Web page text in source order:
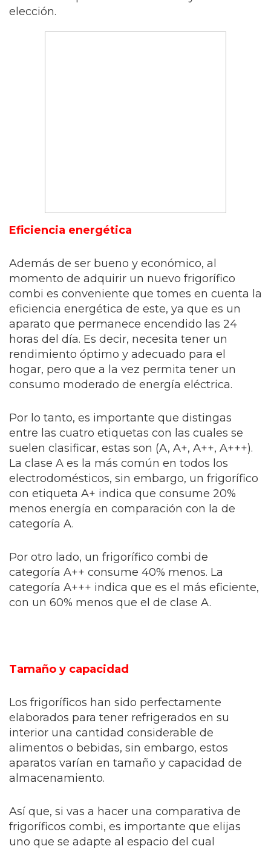
elección.
Eficiencia energética
Además de ser bueno y económico, al
momento de adquirir un nuevo frigorífico
combi es conveniente que tomes en cuenta la
eficiencia energética de este, ya que es un
aparato que permanece encendido las 24
horas del día. Es decir, necesita tener un
rendimiento óptimo y adecuado para el
hogar, pero que a la vez permita tener un
consumo moderado de energía eléctrica.
Por lo tanto, es importante que distingas
entre las cuatro etiquetas con las cuales se
suelen clasificar, estas son (A, A+, A++, A+++).
La clase A es la más común en todos los
electrodomésticos, sin embargo, un frigorífico
con etiqueta A+ indica que consume 20%
menos energía en comparación con la de
categoría A.
Por otro lado, un frigorífico combi de
categoría A++ consume 40% menos. La
categoría A+++ indica que es el más eficiente,
con un 60% menos que el de clase A.
Tamaño y capacidad
Los frigoríficos han sido perfectamente
elaborados para tener refrigerados en su
interior una cantidad considerable de
alimentos o bebidas, sin embargo, estos
aparatos varían en tamaño y capacidad de
almacenamiento.
Así que, si vas a hacer una comparativa de
frigoríficos combi, es importante que elijas
uno que se adapte al espacio del cual